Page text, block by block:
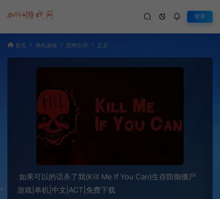
登录
首页 单机游戏 恐怖生存 正文
如果可以的话杀了我(Kill Me If You Can)生存防御僵尸
游戏|单机|中文|ACT|免费下载